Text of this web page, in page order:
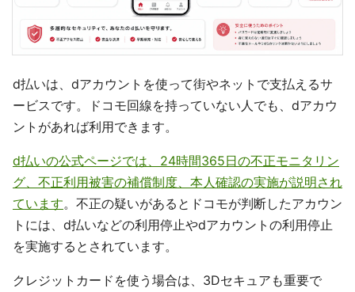
d払いは、dアカウントを使って街やネットで支払えるサ
ービスです。ドコモ回線を持っていない人でも、dアカウ
ントがあれば利用できます。
d払いの公式ページでは、24時間365日の不正モニタリン
グ、不正利用被害の補償制度、本人確認の実施が説明され
ています。不正の疑いがあるとドコモが判断したアカウン
トには、d払いなどの利用停止やdアカウントの利用停止
を実施するとされています。
クレジットカードを使う場合は、3Dセキュアも重要で